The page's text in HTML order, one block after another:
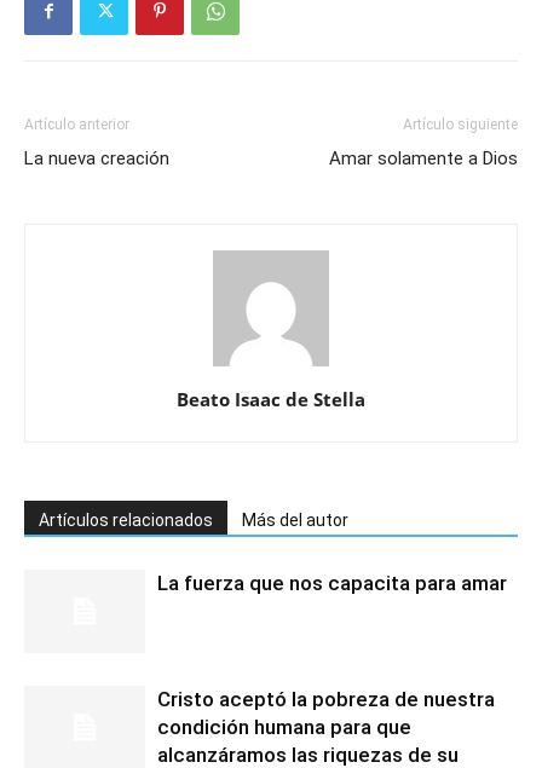
Artículo anterior
La nueva creación
Artículo siguiente
Amar solamente a Dios
Beato Isaac de Stella
Artículos relacionados Más del autor
La fuerza que nos capacita para amar
Cristo aceptó la pobreza de nuestra
condición humana para que
alcanzáramos las riquezas de su